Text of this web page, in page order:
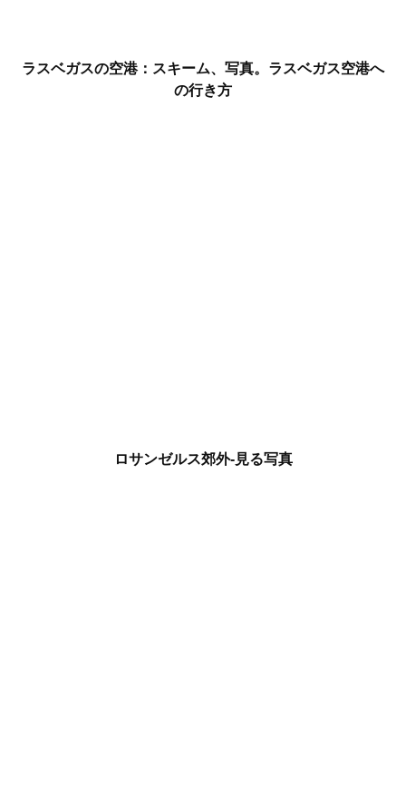
ラスベガスの空港：スキーム、写真。ラスベガス空港へ
の行き方
ロサンゼルス郊外-見る写真